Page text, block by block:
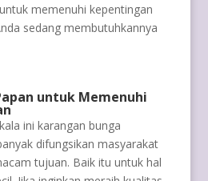
memenuhi kepentingan
sedang membutuhkannya
untuk Memenuhi
ini karangan bunga
difungsikan masyarakat
tujuan. Baik itu untuk hal